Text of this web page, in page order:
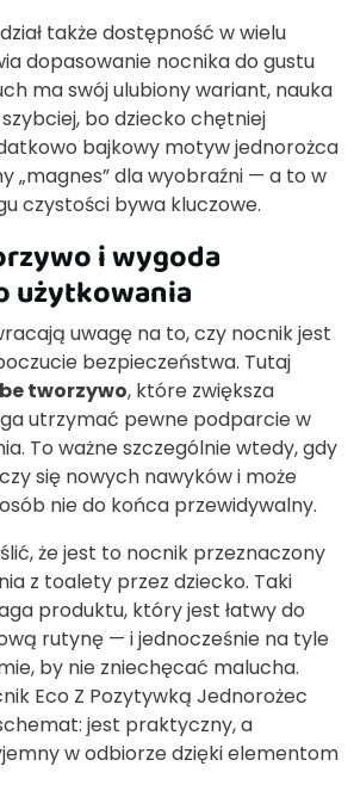
także dostępność w wielu
dopasowanie nocnika do gustu
ma swój ulubiony wariant, nauka
bo dziecko chętniej
bajkowy motyw jednorożca
„magnes” dla wyobraźni — a to w
czystości bywa kluczowe.
i wygoda
użytkowania
uwagę na to, czy nocnik jest
bezpieczeństwa. Tutaj
tworzywo, które zwiększa
utrzymać pewne podparcie w
To ważne szczególnie wtedy, gdy
się nowych nawyków i może
nie do końca przewidywalny.
że jest to nocnik przeznaczony
z toalety przez dziecko. Taki
produktu, który jest łatwy do
rutynę — i jednocześnie na tyle
by nie zniechęcać malucha.
Eco Z Pozytywką Jednorożec
jest praktyczny, a
w odbiorze dzięki elementom